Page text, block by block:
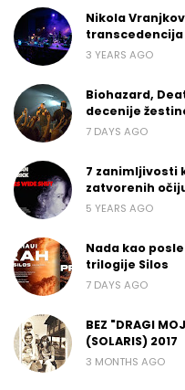
Nikola
3 YEARS AGO
Biohazard,
decenije
7 DAYS AGO
7 zanimljivosti
zatvorenih
5 YEARS AGO
Nada kao
trilogije Silos
7 DAYS AGO
BEZ "DRAGI
(SOLARIS) 2017
3 MONTHS AGO